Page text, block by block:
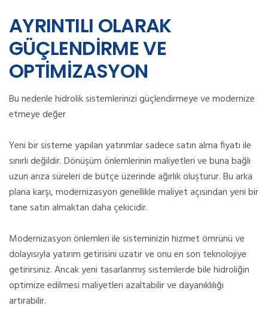
AYRINTILI OLARAK
GÜÇLENDİRME VE
OPTİMİZASYON
Bu nedenle hidrolik sistemlerinizi güçlendirmeye ve modernize
etmeye değer
Yeni bir sisteme yapılan yatırımlar sadece satın alma fiyatı ile
sınırlı değildir.Dönüşüm önlemlerinin maliyetleri ve buna bağlı
uzun arıza süreleri de bütçe üzerinde ağırlık oluşturur.Bu arka
plana karşı, modernizasyon genellikle maliyet açısından yeni bir
tane satın almaktan daha çekicidir.
Modernizasyon önlemleri ile sisteminizin hizmet ömrünü ve
dolayısıyla yatırım getirisini uzatır ve onu en son teknolojiye
getirirsiniz.Ancak yeni tasarlanmış sistemlerde bile hidroliğin
optimize edilmesi maliyetleri azaltabilir ve dayanıklılığı
artırabilir.